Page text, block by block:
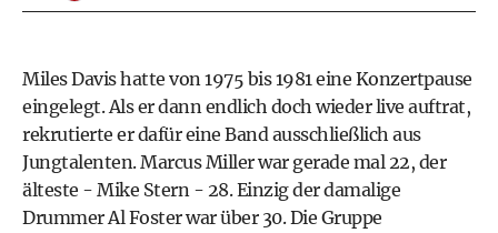
Miles Davis hatte von 1975 bis 1981 eine Konzertpause
eingelegt. Als er dann endlich doch wieder live auftrat,
rekrutierte er dafür eine Band ausschließlich aus
Jungtalenten. Marcus Miller war gerade mal 22, der
älteste - Mike Stern - 28. Einzig der damalige
Drummer Al Foster war über 30. Die Gruppe